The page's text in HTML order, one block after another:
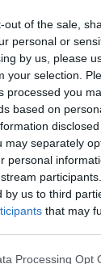
out of the sale,
personal or
by us, please
your selection.
processed you
based on
may separately
personal
by us to third
that may
Processing Opt
έρευνες
της
από μία
στην
μεγαλύτερη